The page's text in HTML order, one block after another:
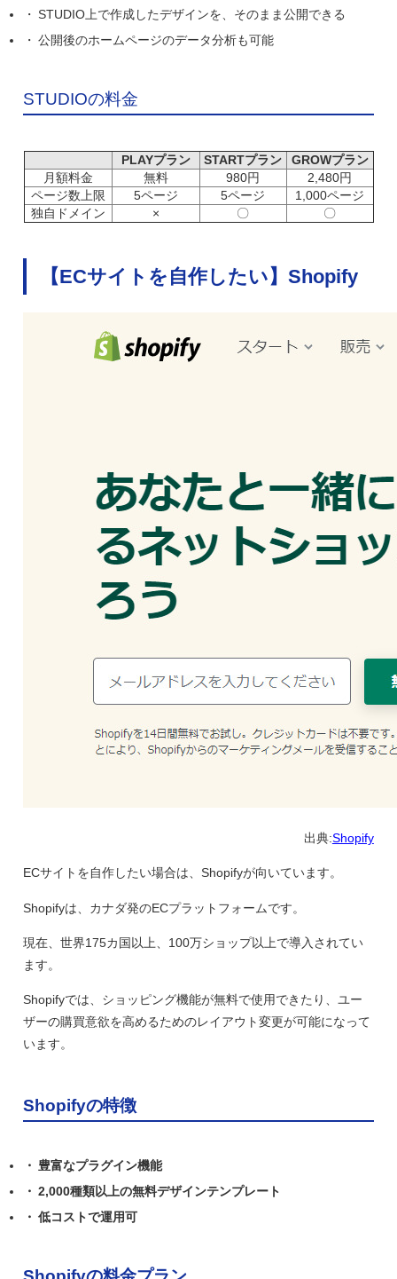
STUDIO上で作成したデザインを、そのまま公開できる
公開後のホームページのデータ分析も可能
STUDIOの料金
PLAYプラン STARTプラン
GROWプラン
月額料金
無料 980円
2,480円
ページ数上限
5ページ 5ページ
1,000ページ
独自ドメイン
× 〇 〇
【ECサイトを自作したい】Shopify
出典:Shopify
ECサイトを自作したい場合は、Shopifyが向いています。
Shopifyは、カナダ発のECプラットフォームです。
現在、世界175カ国以上、100万ショップ以上で導入されてい
ます。
Shopifyでは、ショッピング機能が無料で使用できたり、ユー
ザーの購買意欲を高めるためのレイアウト変更が可能になって
います。
Shopifyの特徴
豊富なプラグイン機能
2,000種類以上の無料デザインテンプレート
低コストで運用可